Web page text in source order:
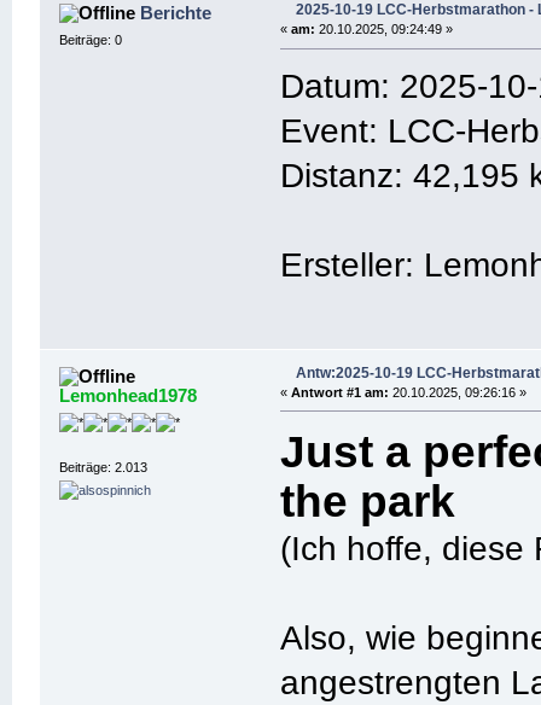
Berichte
Beiträge: 0
2025-10-19 LCC-Herbstmarathon -
«am: 20.10.2025, 09:24:49 »
Datum: 2025-
Event: LCC-
Distanz: 42,195
Ersteller:
Lemonhead1978
Beiträge: 2.013
Antw:2025-10-19 LCC-
«Antwort #1 am: 20.10.2025, 09:26:16 »
Just a
the park
(Ich hoffe, diese
Also, wie
angestrengten